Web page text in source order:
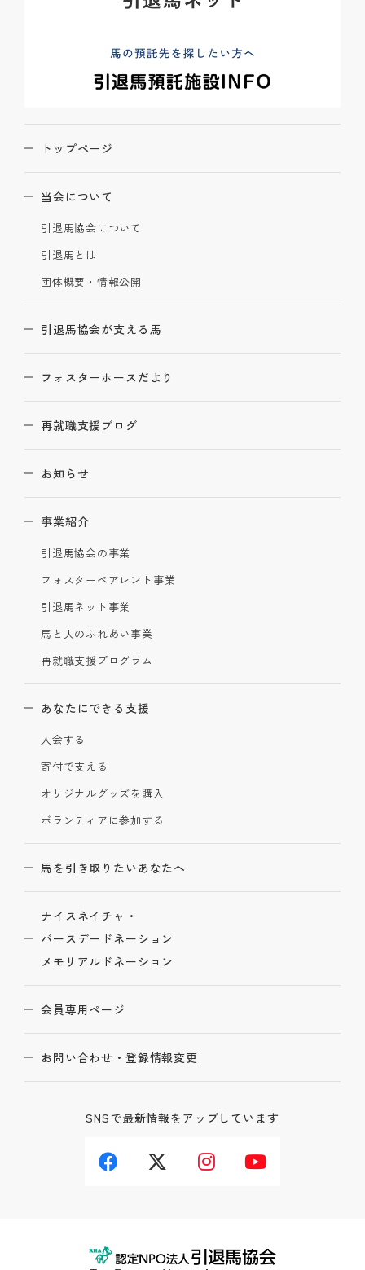
トップページ
当会について
引退馬協会について
引退馬とは
団体概要・情報公開
引退馬協会が支える馬
フォスターホースだより
再就職支援ブログ
お知らせ
事業紹介
引退馬協会の事業
フォスターペアレント事業
引退馬ネット事業
馬と人のふれあい事業
再就職支援プログラム
あなたにできる支援
入会する
寄付で支える
オリジナルグッズを購入
ボランティアに参加する
馬を引き取りたいあなたへ
ナイスネイチャ・
バースデードネーション
メモリアルドネーション
会員専用ページ
お問い合わせ・登録情報変更
SNSで最新情報をアップしています